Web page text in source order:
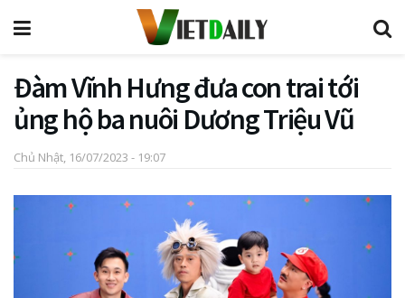
Đàm Vĩnh Hưng đưa con trai tới
ủng hộ ba nuôi Dương Triệu Vũ
Chủ Nhật, 16/07/2023 - 19:07